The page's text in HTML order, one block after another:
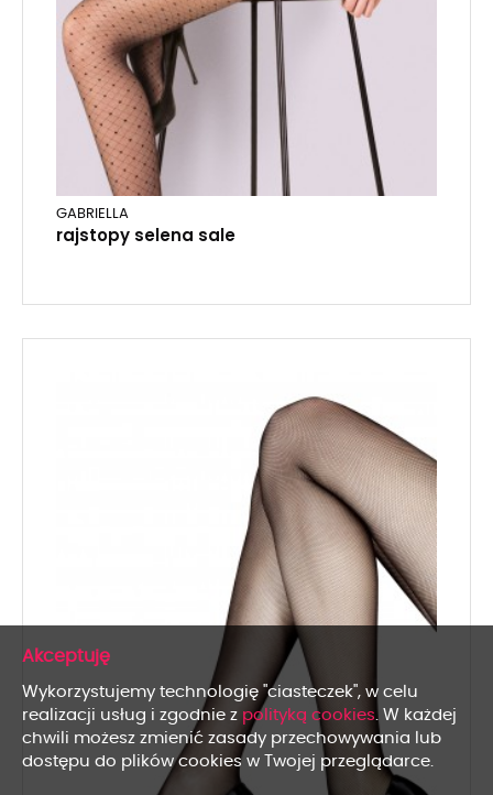
GABRIELLA
rajstopy selena sale
Wykorzystujemy technologię "ciasteczek", w celu
realizacji usług i zgodnie z polityką cookies. W każdej
chwili możesz zmienić zasady przechowywania lub
dostępu do plików cookies w Twojej przeglądarce.